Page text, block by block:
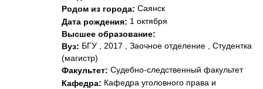
Родом из города: Саянск
Дата рождения: 1 октября
Высшее образование:
Вуз: БГУ , 2017 , Заочное отделение , Студентка
(магистр)
Факультет: Судебно-следственный факультет
Кафедра: Кафедра уголовного права и